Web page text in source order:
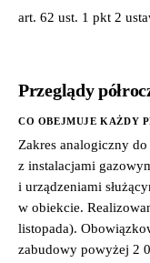
art. 62 ust. 1 pkt 2
Przeglądy
CO OBEJMUJE KAŻDY
Zakres analogiczny
z instalacjami
i urządzeniami
w obiekcie.
listopada).
zabudowy powyżej 2